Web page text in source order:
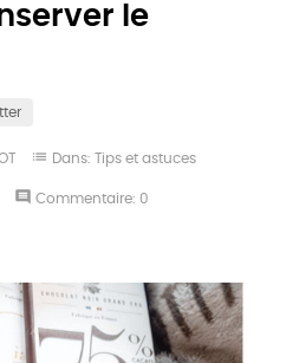
le
list Dans: Tips et astuces
comment Commentaire: 0